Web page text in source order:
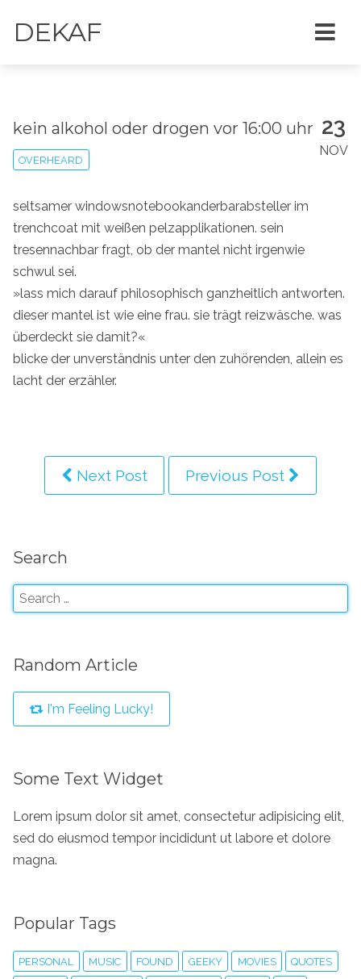
DEKAF
23
NOV
kein alkohol oder drogen vor 16:00 uhr
OVERHEARD
seltsamer windowsnotebookanderbarabsteller im
trenchcoat mit weißen pelzapplikationen. sein
tresennachbar fragt, ob der mantel nicht irgenwie
schwul sei.
»lass mich darauf philosophisch ganzheitlich antworten.
dieser mantel ist wie eine frau. sie trägt reizwäsche. was
überdeckt sie damit?«
blicke der unverständnis unter den zuhörenden, allein es
lacht der erzähler.
Next Post Previous Post
Search
Random Article
I'm Feeling Lucky!
Some Text Widget
Lorem ipsum dolor sit amet, consectetur adipisicing elit,
sed do eiusmod tempor incididunt ut labore et dolore
magna.
Popular Tags
PERSONAL MUSIC FOUND GEEKY MOVIES QUOTES